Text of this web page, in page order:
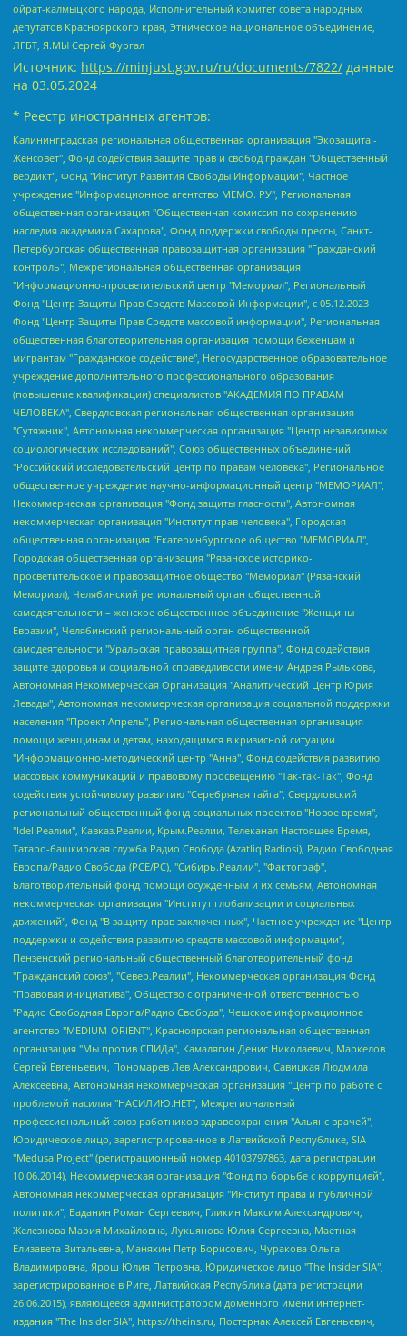
ойрат-калмыцкого народа, Исполнительный комитет совета народных
депутатов Красноярского края, Этническое национальное объединение,
ЛГБТ, Я.МЫ Сергей Фургал
Источник: https://minjust.gov.ru/ru/documents/7822/ данные
на 03.05.2024
* Реестр иностранных агентов:
Калининградская региональная общественная организация "Экозащита!-Женсовет", Фонд содействия защите прав и свобод граждан "Общественный вердикт", Фонд "Институт Развития Свободы Информации", Частное учреждение "Информационное агентство МЕМО. РУ", Региональная общественная организация "Общественная комиссия по сохранению наследия академика Сахарова", Фонд поддержки свободы прессы, Санкт-Петербургская общественная правозащитная организация "Гражданский контроль", Межрегиональная общественная организация "Информационно-просветительский центр "Мемориал", Региональный Фонд "Центр Защиты Прав Средств Массовой Информации", с 05.12.2023 Фонд "Центр Защиты Прав Средств массовой информации", Региональная общественная благотворительная организация помощи беженцам и мигрантам "Гражданское содействие", Негосударственное образовательное учреждение дополнительного профессионального образования (повышение квалификации) специалистов "АКАДЕМИЯ ПО ПРАВАМ ЧЕЛОВЕКА", Свердловская региональная общественная организация "Сутяжник", Автономная некоммерческая организация "Центр независимых социологических исследований", Союз общественных объединений "Российский исследовательский центр по правам человека", Региональное общественное учреждение научно-информационный центр "МЕМОРИАЛ", Некоммерческая организация "Фонд защиты гласности", Автономная некоммерческая организация "Институт прав человека", Городская общественная организация "Екатеринбургское общество "МЕМОРИАЛ", Городская общественная организация "Рязанское историко-просветительское и правозащитное общество "Мемориал" (Рязанский Мемориал), Челябинский региональный орган общественной самодеятельности – женское общественное объединение "Женщины Евразии", Челябинский региональный орган общественной самодеятельности "Уральская правозащитная группа", Фонд содействия защите здоровья и социальной справедливости имени Андрея Рылькова, Автономная Некоммерческая Организация "Аналитический Центр Юрия Левады", Автономная некоммерческая организация социальной поддержки населения "Проект Апрель", Региональная общественная организация помощи женщинам и детям, находящимся в кризисной ситуации "Информационно-методический центр "Анна", Фонд содействия развитию массовых коммуникаций и правовому просвещению "Так-так-Так", Фонд содействия устойчивому развитию "Серебряная тайга", Свердловский региональный общественный фонд социальных проектов "Новое время", "Idel.Реалии", Кавказ.Реалии, Крым.Реалии, Телеканал Настоящее Время, Татаро-башкирская служба Радио Свобода (Azatliq Radiosi), Радио Свободная Европа/Радио Свобода (PCE/PC), "Сибирь.Реалии", "Фактограф", Благотворительный фонд помощи осужденным и их семьям, Автономная некоммерческая организация "Институт глобализации и социальных движений", Фонд "В защиту прав заключенных", Частное учреждение "Центр поддержки и содействия развитию средств массовой информации", Пензенский региональный общественный благотворительный фонд "Гражданский союз", "Север.Реалии", Некоммерческая организация Фонд "Правовая инициатива", Общество с ограниченной ответственностью "Радио Свободная Европа/Радио Свобода", Чешское информационное агентство "MEDIUM-ORIENT", Красноярская региональная общественная организация "Мы против СПИДа", Камалягин Денис Николаевич, Маркелов Сергей Евгеньевич, Пономарев Лев Александрович, Савицкая Людмила Алексеевна, Автономная некоммерческая организация "Центр по работе с проблемой насилия "НАСИЛИЮ.НЕТ", Межрегиональный профессиональный союз работников здравоохранения "Альянс врачей", Юридическое лицо, зарегистрированное в Латвийской Республике, SIA "Medusa Project" (регистрационный номер 40103797863, дата регистрации 10.06.2014), Некоммерческая организация "Фонд по борьбе с коррупцией", Автономная некоммерческая организация "Институт права и публичной политики", Баданин Роман Сергеевич, Гликин Максим Александрович, Железнова Мария Михайловна, Лукьянова Юлия Сергеевна, Маетная Елизавета Витальевна, Маняхин Петр Борисович, Чуракова Ольга Владимировна, Ярош Юлия Петровна, Юридическое лицо "The Insider SIA", зарегистрированное в Риге, Латвийская Республика (дата регистрации 26.06.2015), являющееся администратором доменного имени интернет-издания "The Insider SIA", https://theins.ru, Постернак Алексей Евгеньевич, Рубин Михаил Аркадьевич, Анин Роман Александрович, Юридическое лицо Istories fonds, зарегистрированное в Латвийской Республике (регистрационный номер 50008295751, дата регистрации 24.02.2020), Великовский Дмитрий Александрович, Долинина Ирина Николаевна, Мароховская Алеся Алексеевна, Шлейнов Роман Юрьевич, Шмагун Олеся Валентиновна, Общество с ограниченной ответственностью "Альтаир 2021", Общество с ограниченной ответственностью "Вега 2021", Общество с ограниченной ответственностью "Главный редактор 2021", Общество с ограниченной ответственностью "Ромашки монолит", Важенков Артем Валерьевич, Ивановская областная общественная организация "Центр гендерных исследований", Гурман Юрий Альбертович, Медиапроект "ОВД-Инфо", Егоров Владимир Владимирович, Жилинский Владимир Александрович, Общество с ограниченной ответственностью "ЗП", Иванова София Юрьевна, Карезина Инна Павловна, Кильтау Екатерина Викторовна, Петров Алексей Викторович, Пискунов Сергей Евгеньевич, Смирнов Сергей Сергеевич, Тихонов Михаил Сергеевич, Общество с ограниченной ответственностью "ЖУРНАЛИСТ-ИНОСТРАННЫЙ АГЕНТ", Арапова Галина Юрьевна, Вольтская Татьяна Анатольевна, Американская компания "Mason G.E.S. Anonymous Foundation" (США), являющаяся владельцем интернет-издания https://mnews.world/, Компания "Stichting Bellingcat", зарегистрированная в Нидерландах (дата регистрации 11.07.2018), Захаров Андрей Вячеславович, Клепиковская Екатерина Дмитриевна, Общество с ограниченной ответственностью "МЕМО", Перл Роман Александрович, Симонов Евгений Алексеевич, Соловьева Елена Анатольевна, Сотников Даниил Владимирович, Сурначева Елизавета Дмитриевна, Автономная некоммерческая организация по защите прав человека и информированию населения "Якутия – Наше Мнение", Общество с ограниченной ответственностью "Москоу диджитал медиа", с 26.01.2023 Общество с ограниченной ответственностью "Чайка Белые сады", Ветошкина Валерия Валерьевна, Заговора Максим Александрович, Межрегиональное общественное движение "Российская ЛГБТ - сеть", Оленичев Максим Владимирович, Павлов Иван Юрьевич, Скворцова Елена Сергеевна, Общество с ограниченной ответственностью "Как бы инагент", Кочетков Игорь Викторович, Общество с ограниченной ответственностью "Честные выборы", Еланчик Олег Александрович, Общество с ограниченной ответственностью "Нобелевский призыв", Гималова Регина Эмилевна, Григорьев Андрей Валерьевич, Григорьева Алина Александровна, Ассоциация по содействию защите прав призывников, альтернативнослужащих и военнослужащих "Правозащитная группа "Гражданин.Армия.Право", Хисамова Регина Фаритовна, Автономная некоммерческая организация по реализации социально-правовых программ "Лилит", Дальневосточное общественное движение "Маяк", Санкт-Петербургская ЛГБТ-инициативная группа "Выход", Инициативная группа ЛГБТ+ "Реверс", Алексеев Андрей Викторович, Бекбулатова Таисия Львовна, Беляев Иван Михайлович, Владыкина Елена Сергеевна, Гельман Марат Александрович, Никульшина Вероника Юрьевна, Толоконникова Надежда Андреевна, Шендерович Виктор Анатольевич, Общество с ограниченной ответственностью "Данное сообщение", Общество с ограниченной ответственностью Издательский дом "Новая глава", Айнбиндер Александра Александровна, Московский комьюнити-центр для ЛГБТ+инициатив, Благотворительный фонд развития филантропии, Deutsche Welle (Германия, Kurt-Schumacher-Strasse 3, 53113 Bonn), Борзунова Мария Михайловна, Воробьев Виктор Викторович, Голубева Анна Львовна, Константинова Алла Михайловна, Малкова Ирина Владимировна, Мурадов Мурад Абдулгалимович, Осетинская Елизавета Николаевна, Понасенков Евгений Николаевич, Ганапольский Матвей Юрьевич, Киселев Евгений Алексеевич, Борухович Ирина Григорьевна, Дремин Иван Тимофеевич, Дубровский Дмитрий Викторович, Красноярская региональная общественная организация поддержки и развития альтернативных образовательных технологий и межкультурных коммуникаций "ИНТЕРРА", Маяковская Екатерина Алексеевна, Фейгин Марк Захарович, Филимонов Андрей Викторович, Дзугкоева Регина Николаевна, Доброхотов Роман Александрович, Дудь Юрий Александрович, Елкин Сергей Владимирович, Кругликов Кирилл Игоревич, Сабунаева Мария Леонидовна, Семенов Алексей Владимирович, Шаинян Карен Багратович, Шульман Екатерина Михайловна, Асафьев Артур Валерьевич, Вахштайн Виктор Семенович, Венедиктов Алексей Алексеевич, Лушникова Екатерина Евгеньевна, Волков Леонид Михайлович, Невзоров Александр Глебович, Пархоменко Сергей Борисович, Сироткин Ярослав Николаевич, Кара-Мурза Владимир Владимирович, Баранова Наталья Владимировна, Гозман Леонид Яковлевич, Кагарлицкий Борис Юльевич, Климарев Михаил Валерьевич, Милов Владимир Станиславович, Автономная некоммерческая организация Краснодарский центр современного искусства "Типография", Моргенштерн Алишер Тагирович, Соболь Любовь Эдуардовна, Общество с ограниченной ответственностью "ЛИЗА НОРМ", Каспаров Гарри Кимович, Ходорковский Михаил Борисович, Общество с ограниченной ответственностью "Апрельские тезисы", Данилович Ирина Брониславовна, Кашин Олег Владимирович, Петров Николай Владимирович, Пивоваров Алексей Владимирович, Соколов Михаил Владимирович, Цветкова Юлия Владимировна, Чичваркин Евгений Александрович, Комитет против пыток/Команда против пыток, Общество с ограниченной ответственностью "Первый научный", Общество с ограниченной ответственностью "Вертолет и ко", Белоцерковская Вероника Борисовна, Кац Максим Евгеньевич, Лазарева Татьяна Юрьевна, Шаведдинов Руслан Табризович, Яшин Илья Валерьевич, Общество с ограниченной ответственностью "Иноагент ААВ", Алешковский Дмитрий Петрович, Альбац Евгения Марковна, Быков Дмитрий Львович, Галямина Юлия Евгеньевна, Лойко Сергей Леонидович, Мартынов Кирилл Константинович, Медведев Сергей Александрович, Крашенинников Федор Геннадиевич, Гордеева Катерина Вл